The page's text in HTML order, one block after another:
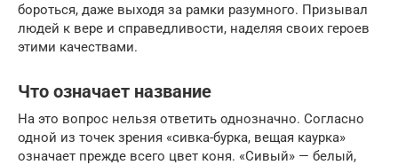
бороться, даже выходя за рамки разумного. Призывал
людей к вере и справедливости, наделяя своих героев
этими качествами.
Что означает название
На это вопрос нельзя ответить однозначно. Согласно
одной из точек зрения «сивка-бурка, вещая каурка»
означает прежде всего цвет коня. «Сивый» — белый,